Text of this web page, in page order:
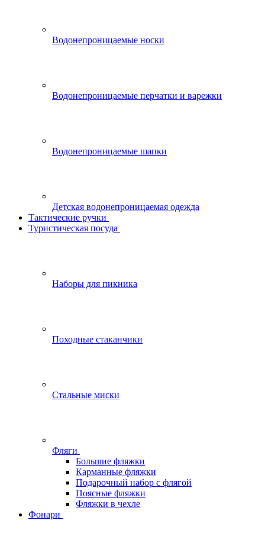
Водонепроницаемые носки
Водонепроницаемые перчатки и варежки
Водонепроницаемые шапки
Детская водонепроницаемая одежда
Тактические ручки
Туристическая посуда
Наборы для пикника
Походные стаканчики
Стальные миски
Фляги
Большие фляжки
Карманные фляжки
Подарочный набор с флягой
Поясные фляжки
Фляжки в чехле
Фонари